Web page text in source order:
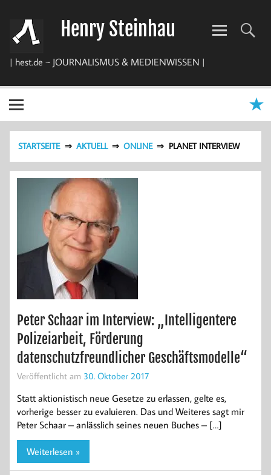
springen
Henry Steinhau
| hest.de ~ JOURNALISMUS & MEDIENWISSEN |
STARTSEITE AKTUELL ONLINE PLANET INTERVIEW
Peter Schaar im Interview: „Intelligentere
Polizeiarbeit, Förderung
datenschutzfreundlicher Geschäftsmodelle“
Veröffentlicht am 30. Oktober 2017
Statt aktionistisch neue Gesetze zu erlassen, gelte es,
vorherige besser zu evaluieren. Das und Weiteres sagt mir
Peter Schaar – anlässlich seines neuen Buches – […]
Weiterlesen »